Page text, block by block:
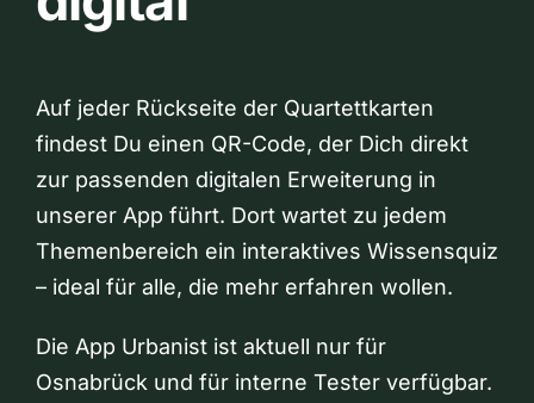
Auf jeder Rückseite der Quartettkarten
findest Du einen QR-Code, der Dich direkt
zur passenden digitalen Erweiterung in
unserer App führt. Dort wartet zu jedem
Themenbereich ein interaktives Wissensquiz
– ideal für alle, die mehr erfahren wollen.
Die App Urbanist ist aktuell nur für
Osnabrück und für interne Tester verfügbar.